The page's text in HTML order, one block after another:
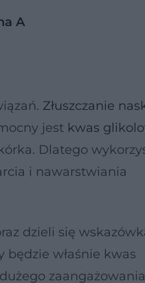
A
Złuszczanie
jest kwas
Dlatego
i nawarstwiania
dzieli się
będzie właśnie kwas